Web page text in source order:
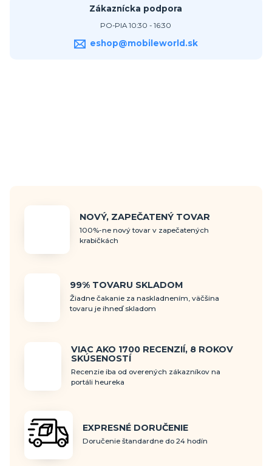
Zákaznícka podpora
PO-PIA 10:30 - 16:30
eshop@mobileworld.sk
NOVÝ, ZAPEČATENÝ TOVAR
100%-ne nový tovar v zapečatených
krabičkách
99% TOVARU SKLADOM
Žiadne čakanie za naskladnením, väčšina
tovaru je ihneď skladom
VIAC AKO 1700 RECENZIÍ, 8 ROKOV
SKÚSENOSTÍ
Recenzie iba od overených zákazníkov na
portáli heureka
EXPRESNÉ DORUČENIE
Doručenie štandardne do 24 hodín